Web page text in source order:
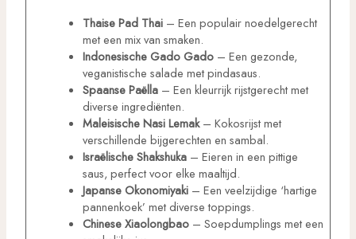
Thaise Pad Thai– Een populair noedelgerecht
met een mix van smaken.
Indonesische Gado Gado– Een gezonde,
veganistische salade met pindasaus.
Spaanse Paëlla– Een kleurrijk rijstgerecht met
diverse ingrediënten.
Maleisische Nasi Lemak– Kokosrijst met
verschillende bijgerechten en sambal.
Israëlische Shakshuka– Eieren in een pittige
saus, perfect voor elke maaltijd.
Japanse Okonomiyaki– Een veelzijdige ‘hartige
pannenkoek’ met diverse toppings.
Chinese Xiaolongbao– Soepdumplings met een